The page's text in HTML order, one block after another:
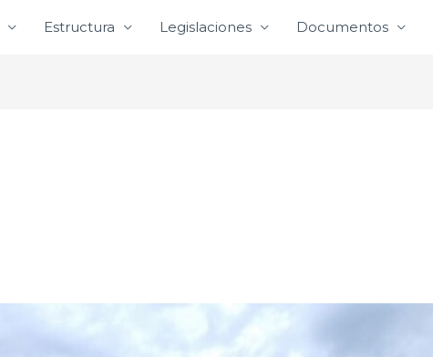
Estructura Legislaciones Documentos